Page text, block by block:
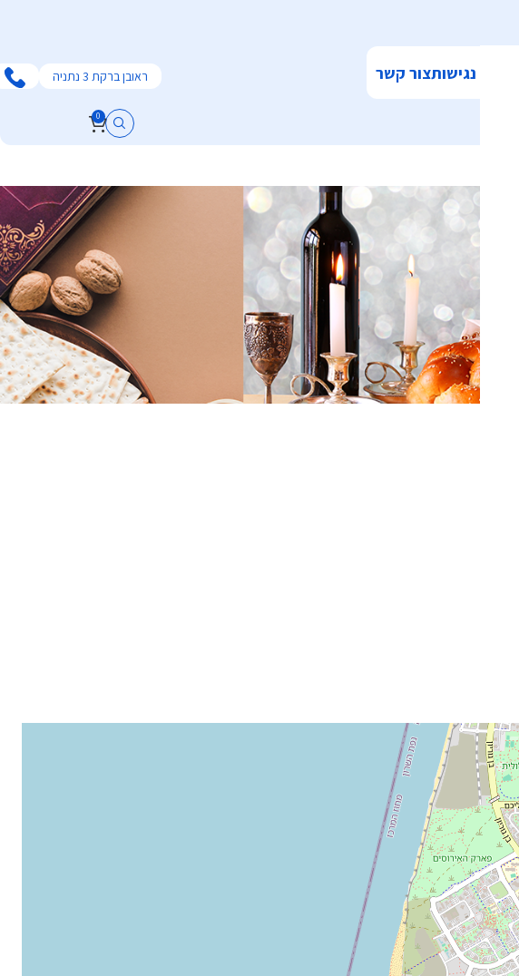
הצהרת נגישותצור קשר ראובן ברקת 3 נתניה
0